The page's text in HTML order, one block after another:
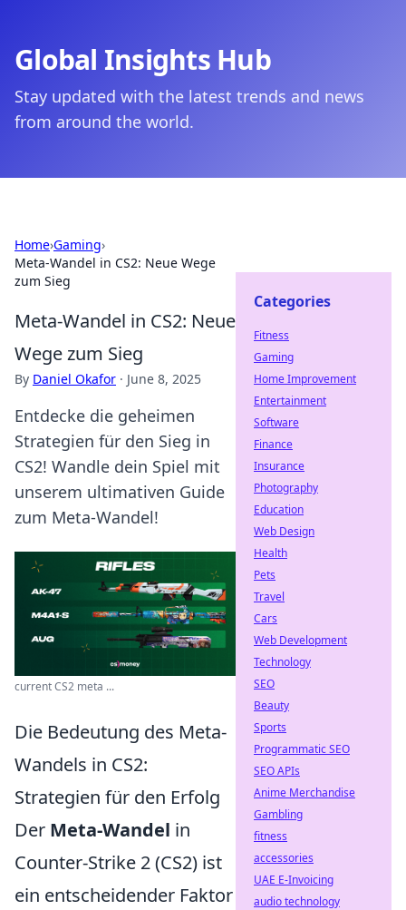
Global Insights Hub
Stay updated with the latest trends and news
from around the world.
Home›Gaming›
Meta-Wandel in CS2: Neue Wege
zum Sieg
Meta-Wandel in CS2: Neue
Wege zum Sieg
By Daniel Okafor · June 8, 2025
Entdecke die geheimen
Strategien für den Sieg in
CS2! Wandle dein Spiel mit
unserem ultimativen Guide
zum Meta-Wandel!
current CS2 meta ...
Die Bedeutung des Meta-
Wandels in CS2:
Strategien für den Erfolg
Der Meta-Wandel in
Counter-Strike 2 (CS2) ist
ein entscheidender Faktor
Categories
Fitness
Gaming
Home Improvement
Entertainment
Software
Finance
Insurance
Photography
Education
Web Design
Health
Pets
Travel
Cars
Web Development
Technology
SEO
Beauty
Sports
Programmatic SEO
SEO APIs
Anime Merchandise
Gambling
fitness
accessories
UAE E-Invoicing
audio technology